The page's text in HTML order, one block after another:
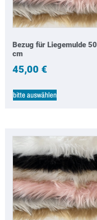
Bezug für Liegemulde 50
cm
45,00 €
bitte auswählen